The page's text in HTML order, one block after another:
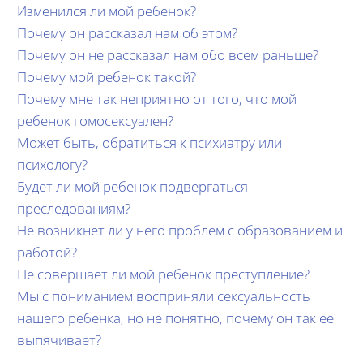
Изменился ли мой ребенок?
Почему он рассказал нам об этом?
Почему он не рассказал нам обо всем раньше?
Почему мой ребенок такой?
Почему мне так неприятно от того, что мой
ребенок гомосексуален?
Может быть, обратиться к психиатру или
психологу?
Будет ли мой ребенок подвергаться
преследованиям?
Не возникнет ли у него проблем с образованием и
работой?
Не совершает ли мой ребенок преступление?
Мы с пониманием восприняли сексуальность
нашего ребенка, но не понятно, почему он так ее
выпячивает?